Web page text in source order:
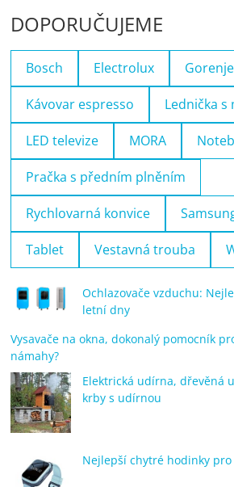
DOPORUČUJEME
Bosch Electrolux Gorenje
Kávovar espresso Lednička s
LED televize MORA
Pračka s předním plněním
Rychlovarná konvice
Tablet Vestavná trouba
Ochlazovače vzduchu:
letní dny
Vysavače na okna, dokonalý pomocník
námahy?
Elektrická udírna, dřevěná
krby s udírnou
Nejlepší chytré hodinky pro